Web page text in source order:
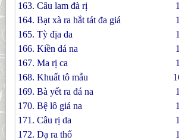
163. Câu lam đà rị
164. Bạt xà ra hắt tát đa giá
165. Tỳ địa da
166. Kiền dá na
167. Ma rị ca
168. Khuất tô mẫu
169. Bà yết ra đá na
170. Bệ lô giá na
171. Câu rị da
172. Dạ ra thố